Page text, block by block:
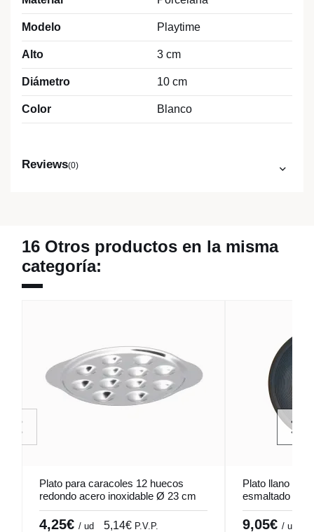
Modelo Playtime
Alto 3 cm
Diámetro 10 cm
Color Blanco
Reviews(0)
16 Otros productos en la misma
categoría:
Plato para caracoles 12 huecos
redondo acero inoxidable Ø 23 cm
Pro.mundi
4,25€ / ud 5,14€ P.V.P.
Plato llano
esmaltado Ø
Accolade
9,05€ / ud